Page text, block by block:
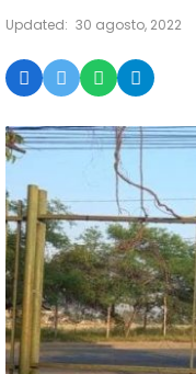
Updated: 30 agosto, 2022